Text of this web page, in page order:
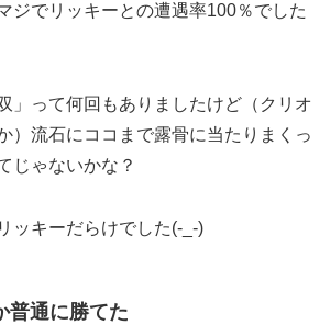
ジでリッキーとの遭遇率100％でした
って何回もありましたけど（クリオ
）流石にココまで露骨に当たりまくっ
じゃないかな？
ッキーだらけでした(-_-)
普通に勝てた